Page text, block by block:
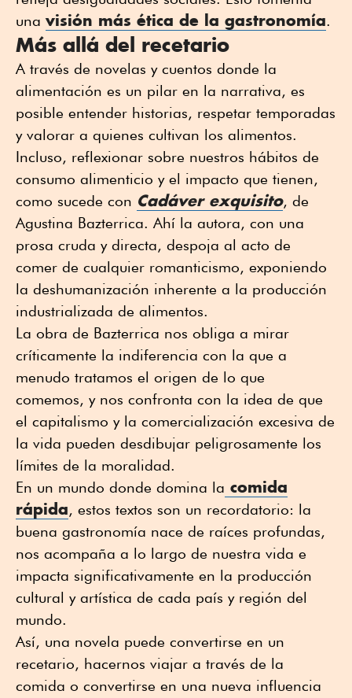
una visión más ética de la gastronomía.
Más allá del recetario
A través de novelas y cuentos donde la
alimentación es un pilar en la narrativa, es
posible entender historias, respetar temporadas
y valorar a quienes cultivan los alimentos.
Incluso, reflexionar sobre nuestros hábitos de
consumo alimenticio y el impacto que tienen,
como sucede con Cadáver exquisito, de
Agustina Bazterrica. Ahí la autora, con una
prosa cruda y directa, despoja al acto de
comer de cualquier romanticismo, exponiendo
la deshumanización inherente a la producción
industrializada de alimentos.
La obra de Bazterrica nos obliga a mirar
críticamente la indiferencia con la que a
menudo tratamos el origen de lo que
comemos, y nos confronta con la idea de que
el capitalismo y la comercialización excesiva de
la vida pueden desdibujar peligrosamente los
límites de la moralidad.
En un mundo donde domina la comida
rápida, estos textos son un recordatorio: la
buena gastronomía nace de raíces profundas,
nos acompaña a lo largo de nuestra vida e
impacta significativamente en la producción
cultural y artística de cada país y región del
mundo.
Así, una novela puede convertirse en un
recetario, hacernos viajar a través de la
comida o convertirse en una nueva influencia